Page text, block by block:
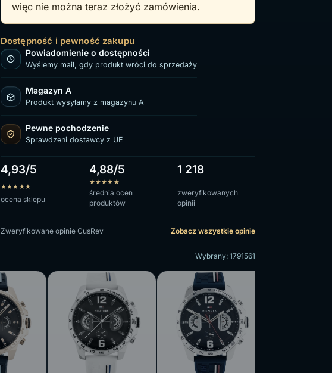
więc nie można teraz złożyć zamówienia.
Dostępność i pewność zakupu
Powiadomienie o dostępności
Wyślemy mail, gdy produkt wróci do sprzedaży
Magazyn A
Produkt wysyłamy z magazynu A
Pewne pochodzenie
Sprawdzeni dostawcy z UE
4,93/5
★★★ ★★
ocena sklepu
4,88/5
★★★★ ★
średnia ocen
produktów
1 218
zweryfikowanych
opinii
Zweryfikowane opinie CusRev Zobacz wszystkie opinie
Wybrany: 1791561